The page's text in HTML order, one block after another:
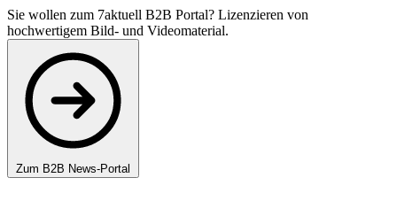
Sie wollen zum 7aktuell B2B Portal? Lizenzieren von
hochwertigem Bild- und Videomaterial.
Zum B2B News-Portal